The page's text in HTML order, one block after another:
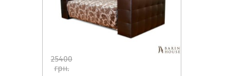
25400
грн.